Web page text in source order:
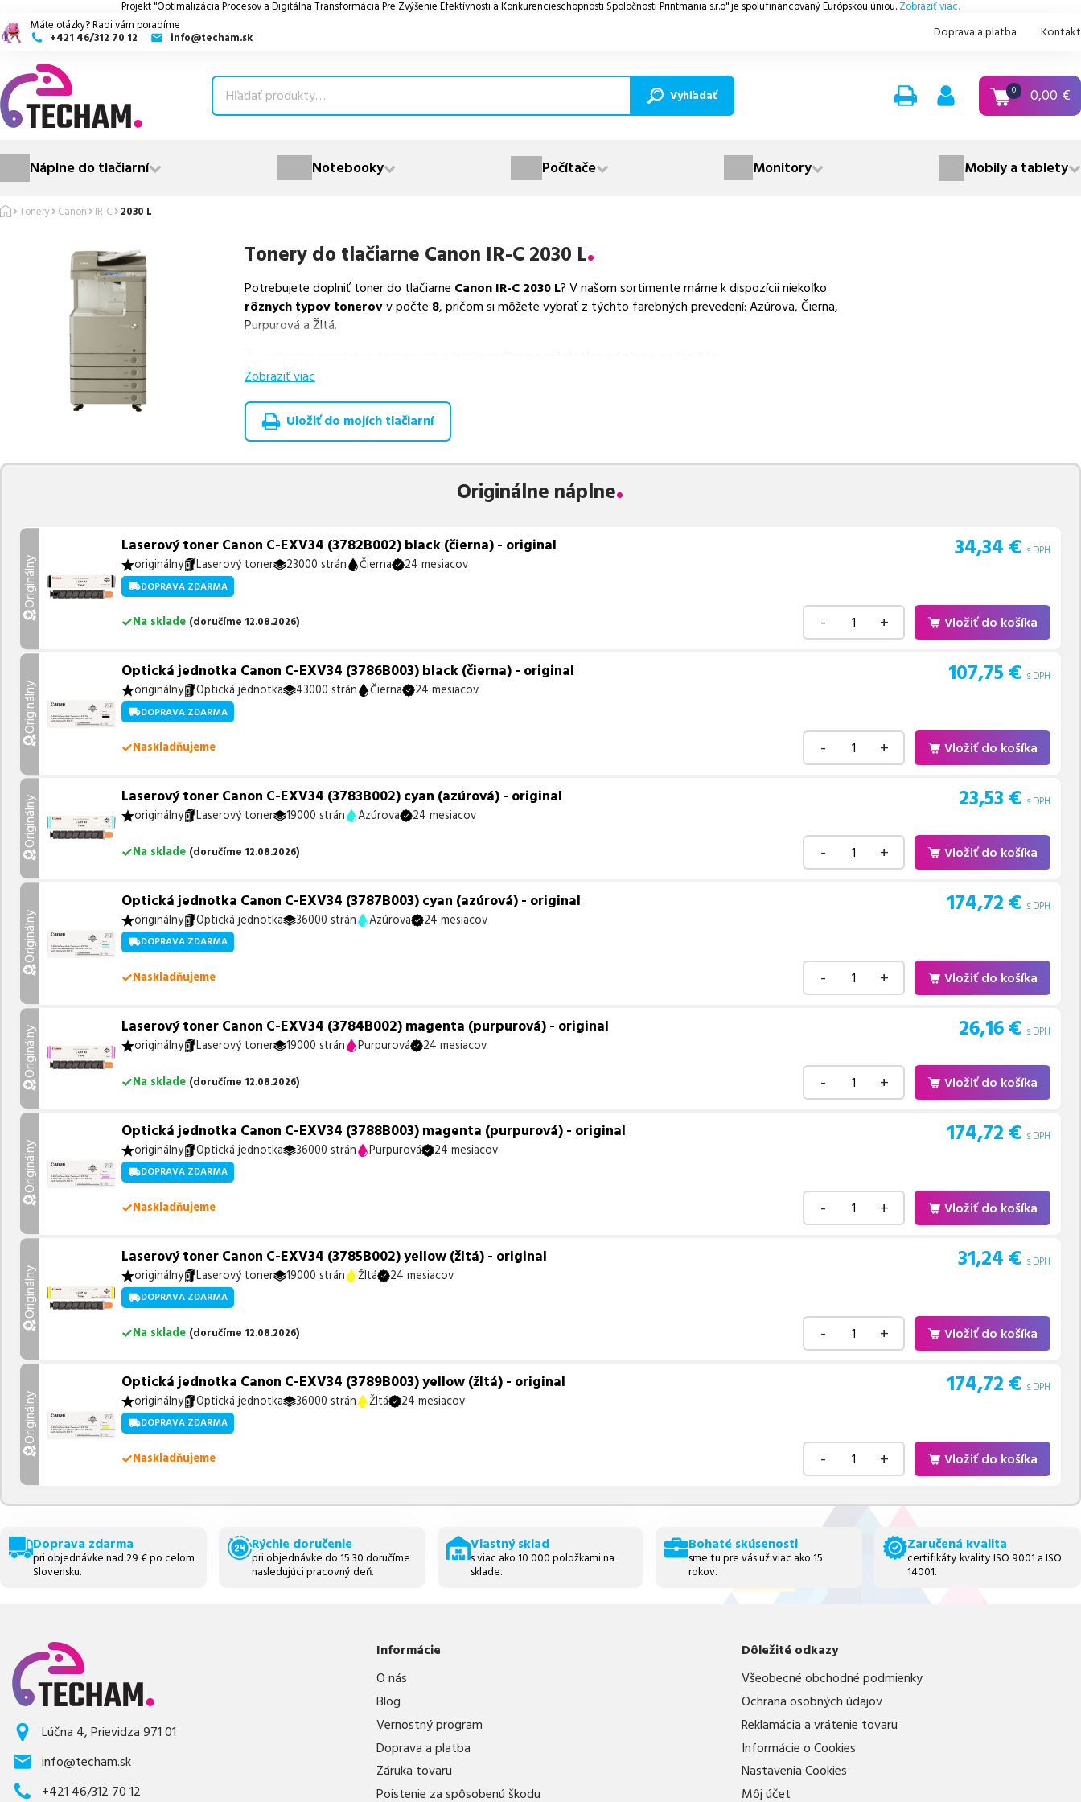
Projekt "Optimalizácia Procesov a Digitálna Transformácia Pre Zvýšenie Efektívnosti a Konkurencieschopnosti Spoločnosti Printmania s.r.o" je spolufinancovaný Európskou úniou. Zobraziť viac.
Máte otázky? Radi vám poradíme
+421 46/312 70 12
info@techam.sk Doprava a platba Kontakt
Vyhľadať 0 0,00 €
Náplne do tlačiarní Notebooky Počítače Monitory Mobily a tablety
Tonery Canon IR-C 2030 L
Tonery do tlačiarne Canon IR-C 2030 L
Potrebujete doplniť toner do tlačiarne Canon IR-C 2030 L? V našom sortimente máme k dispozícii niekoľko
rôznych typov tonerovv počte 8, pričom si môžete vybrať z týchto farebných prevedení: Azúrova, Čierna,
Purpurová a Žltá.
Celá táto certifikovaná ponuka, spĺňajúca normy ISO 9001 a 14001, zaručuje bezproblémovú tlač.
produktu nás nájdete už od23,53€.
Vieme, že pri nákupe zohráva dôležitú úlohu aj dostupnosť. Preto sa snažíme
Ak si pri výbere nie ste istí, ktoré riešenie je pre vaše potreby najvhodnejšie, alebo máte akékoľvek ďalšie otázky,
najlepšie riešenie.
Zobraziť viac
Uložiť do mojích tlačiarní
Originálne náplne
Originálny
Laserový toner Canon C-EXV34 (3782B002) black (čierna) - original 34,34 € s DPH
originálny Laserový toner 23000 strán Čierna 24 mesiacov
DOPRAVA ZDARMA
Na sklade (doručíme 12.08.2026) - + Vložiť do košíka
Originálny
Optická jednotka Canon C-EXV34 (3786B003) black (čierna) - original 107,75 € s DPH
originálny Optická jednotka 43000 strán Čierna 24 mesiacov
DOPRAVA ZDARMA
Naskladňujeme - + Vložiť do košíka
Originálny Laserový toner Canon C-EXV34 (3783B002) cyan (azúrová) - original 23,53 € s DPH
originálny Laserový toner 19000 strán Azúrova 24 mesiacov
Na sklade (doručíme 12.08.2026) - + Vložiť do košíka
Originálny
Optická jednotka Canon C-EXV34 (3787B003) cyan (azúrová) - original 174,72 € s DPH
originálny Optická jednotka 36000 strán Azúrova 24 mesiacov
DOPRAVA ZDARMA
Naskladňujeme - + Vložiť do košíka
Originálny Laserový toner Canon C-EXV34 (3784B002) magenta (purpurová) - original 26,16 € s DPH
originálny Laserový toner 19000 strán Purpurová 24 mesiacov
Na sklade (doručíme 12.08.2026) - + Vložiť do košíka
Originálny
Optická jednotka Canon C-EXV34 (3788B003) magenta (purpurová) - original 174,72 € s DPH
originálny Optická jednotka 36000 strán Purpurová 24 mesiacov
DOPRAVA ZDARMA
Naskladňujeme - + Vložiť do košíka
Originálny
Laserový toner Canon C-EXV34 (3785B002) yellow (žltá) - original 31,24 € s DPH
originálny Laserový toner 19000 strán Žltá 24 mesiacov
DOPRAVA ZDARMA
Na sklade (doručíme 12.08.2026) - + Vložiť do košíka
Originálny
Optická jednotka Canon C-EXV34 (3789B003) yellow (žltá) - original 174,72 € s DPH
originálny Optická jednotka 36000 strán Žltá 24 mesiacov
DOPRAVA ZDARMA
Naskladňujeme - + Vložiť do košíka
Doprava zdarma
pri objednávke nad 29 € po celom
Slovensku.
Rýchle doručenie
pri objednávke do 15:30 doručíme
nasledujúci pracovný deň.
Vlastný sklad
s viac ako 10 000 položkami na
sklade.
Bohaté skúsenosti
sme tu pre vás už viac ako 15
rokov.
Zaručená kvalita
certifikáty kvality ISO 9001 a ISO
14001.
Lúčna 4, Prievidza 971 01
info@techam.sk
+421 46/312 70 12
Informácie
O nás
Blog
Vernostný program
Doprava a platba
Záruka tovaru
Poistenie za spôsobenú škodu
Dôležité odkazy
Všeobecné obchodné podmienky
Ochrana osobných údajov
Reklamácia a vrátenie tovaru
Informácie o Cookies
Nastavenia Cookies
Môj účet